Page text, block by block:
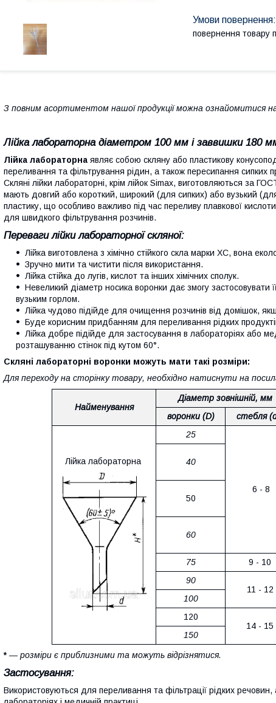
повернення товару
З повним асортиментом нашої продукції можна ознайомитися на
Лійка лабораторна діаметром 100 мм і заввишки 180
Лійка лабораторна являє собою скляну або пластикову
переливання та фільтрування рідин, а також пересипання сипких
Скляні лійки лабораторні, крім лійок Simax, виготовляються за
мають довгий або короткий, широкий (для сипких) або вузький
пластику, що особливо важливо під час переливу плавкової
для швидкого фільтрування розчинів.
Переваги лійки лабораторної скляної:
Лійка виготовлена з хімічно стійкого скла марки ХС, вона
Зручно мити та чистити після використання.
Лійка стійка до лугів, кислот та інших хімічних сполук.
Невеликий діаметр носика воронки дає змогу застосовувати
вузьким горлом.
Лійка чудово підійде для очищення розчинів від домішок,
Буде корисним придбанням для переливання рідких
Лійка добре підійде для застосування в лабораторіях або
розташуванню стінок під кутом 60°.
Скляні лабораторні воронки можуть мати такі розміри:
Для переходу на сторінку товару, необхідно натиснути на
Найменування
Діаметр зовнішній, мм
воронки (D) стебля
Лійка лабораторна
25
6 - 8
40
50
60
75
9 - 10
90
11 - 12
100
120
14 - 15
150
* ― розміри є приблизними та можуть відрізнятися.
Застосування:
Використовуються для переливання та фільтрації рідких